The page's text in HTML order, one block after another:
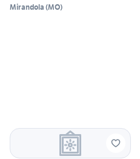
Mirandola (MO)